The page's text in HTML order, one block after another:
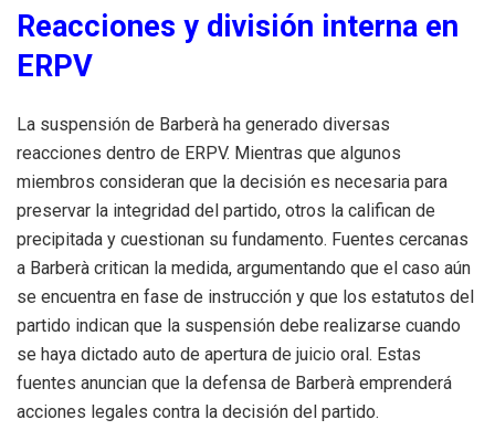
Reacciones y división interna en
ERPV
La suspensión de Barberà ha generado diversas
reacciones dentro de ERPV. Mientras que algunos
miembros consideran que la decisión es necesaria para
preservar la integridad del partido, otros la califican de
precipitada y cuestionan su fundamento. Fuentes cercanas
a Barberà critican la medida, argumentando que el caso aún
se encuentra en fase de instrucción y que los estatutos del
partido indican que la suspensión debe realizarse cuando
se haya dictado auto de apertura de juicio oral. Estas
fuentes anuncian que la defensa de Barberà emprenderá
acciones legales contra la decisión del partido. ​